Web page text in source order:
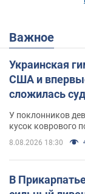
Важное
Украинская
США и
сложилась
У поклонников
кусок коврового
8.08.2026 18:30
В